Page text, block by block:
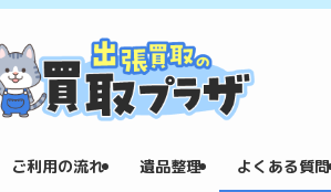
ご利用の流れ 遺品整理 よくある質問